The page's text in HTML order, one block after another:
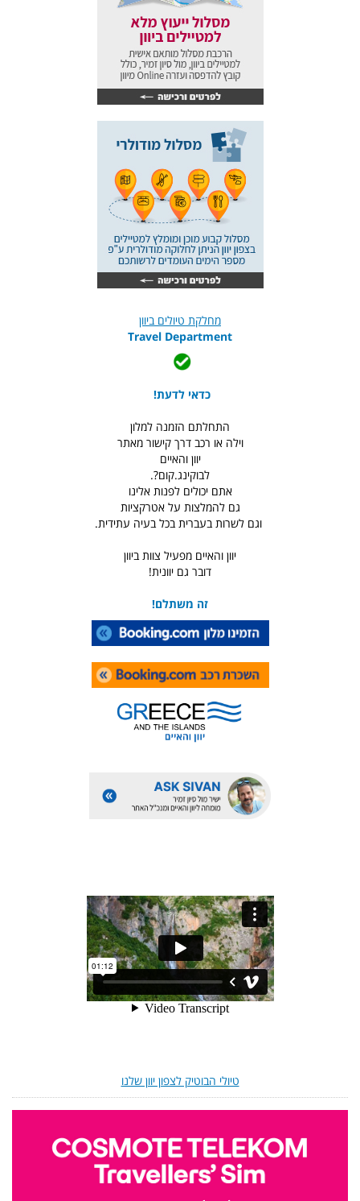
מחלקת טיולים ביוון
Travel Department
כדאי לדעת!
התחלתם הזמנה למלון
וילה או רכב דרך קישור מאתר
יוון והאיים
לבוקינג.קום?.
אתם יכולים לפנות אלינו
גם להמלצות על אטרקציות
וגם לשרות בעברית בכל בעיה עתידית.
יוון והאיים מפעיל צוות ביוון
דובר גם יוונית!
זה משתלם!
טיולי הבוטיק לצפון יוון שלנו